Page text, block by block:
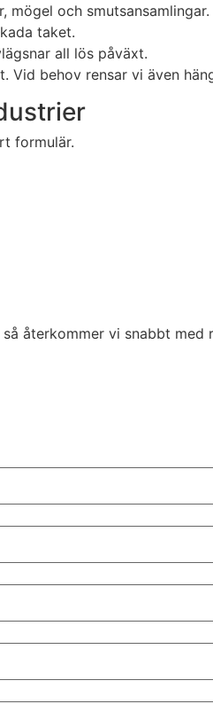
mögel och smutsansamlingar.
taket.
all lös påväxt.
Vid behov rensar vi även
formulär.
återkommer vi snabbt med